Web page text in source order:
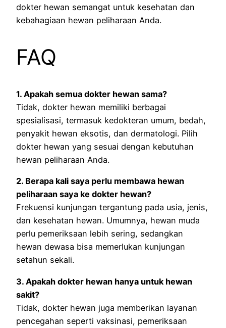
dokter hewan semangat untuk kesehatan dan
kebahagiaan hewan peliharaan Anda.
FAQ
1. Apakah semua dokter hewan sama?
Tidak, dokter hewan memiliki berbagai
spesialisasi, termasuk kedokteran umum, bedah,
penyakit hewan eksotis, dan dermatologi. Pilih
dokter hewan yang sesuai dengan kebutuhan
hewan peliharaan Anda.
2. Berapa kali saya perlu membawa hewan
peliharaan saya ke dokter hewan?
Frekuensi kunjungan tergantung pada usia, jenis,
dan kesehatan hewan. Umumnya, hewan muda
perlu pemeriksaan lebih sering, sedangkan
hewan dewasa bisa memerlukan kunjungan
setahun sekali.
3. Apakah dokter hewan hanya untuk hewan
sakit?
Tidak, dokter hewan juga memberikan layanan
pencegahan seperti vaksinasi, pemeriksaan